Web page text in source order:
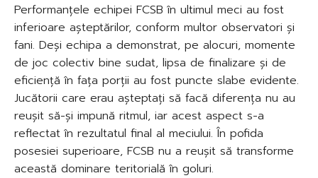
Performanțele echipei FCSB în ultimul meci au fost
inferioare așteptărilor, conform multor observatori și
fani. Deși echipa a demonstrat, pe alocuri, momente
de joc colectiv bine sudat, lipsa de finalizare și de
eficiență în fața porții au fost puncte slabe evidente.
Jucătorii care erau așteptați să facă diferența nu au
reușit să-și impună ritmul, iar acest aspect s-a
reflectat în rezultatul final al meciului. În pofida
posesiei superioare, FCSB nu a reușit să transforme
această dominare teritorială în goluri.